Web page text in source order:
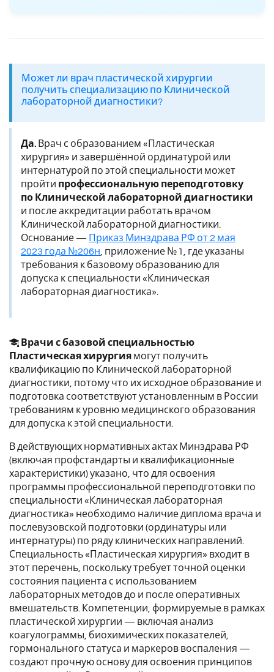
Может ли врач пластической хирургии
получить специализацию по Клинической
лабораторной диагностики?
Да. Врач с образованием «Пластическая
хирургия» и завершённой ординатурой или
интернатурой по этой специальности может
пройти профессиональную переподготовку
по Клинической лабораторной диагностики
и после аккредитации работать врачом
Клинической лабораторной диагностики.
Основание — Приказ Минздрава РФ от 2 мая
2023 года №206н , приложение № 1, где указаны
требования к базовому образованию для
допуска к специальности «Клиническая
лабораторная диагностика».
Врачи с базовой специальностью
Пластическая хирургия могут получить
квалификацию по Клинической лабораторной
диагностики, потому что их исходное образование и
подготовка соответствуют установленным в России
требованиям к уровню медицинского образования
для допуска к этой специальности.
В действующих нормативных актах Минздрава РФ
(включая профстандарты и квалификационные
характеристики) указано, что для освоения
программы профессиональной переподготовки по
специальности «Клиническая лабораторная
диагностика» необходимо наличие диплома врача и
послевузовской подготовки (ординатуры или
интернатуры) по ряду клинических направлений.
Специальность «Пластическая хирургия» входит в
этот перечень, поскольку требует точной оценки
состояния пациента с использованием
лабораторных методов до и после оперативных
вмешательств. Компетенции, формируемые в рамках
пластической хирургии — включая анализ
коагулограммы, биохимических показателей,
гормонального статуса и маркеров воспаления —
создают прочную основу для освоения принципов